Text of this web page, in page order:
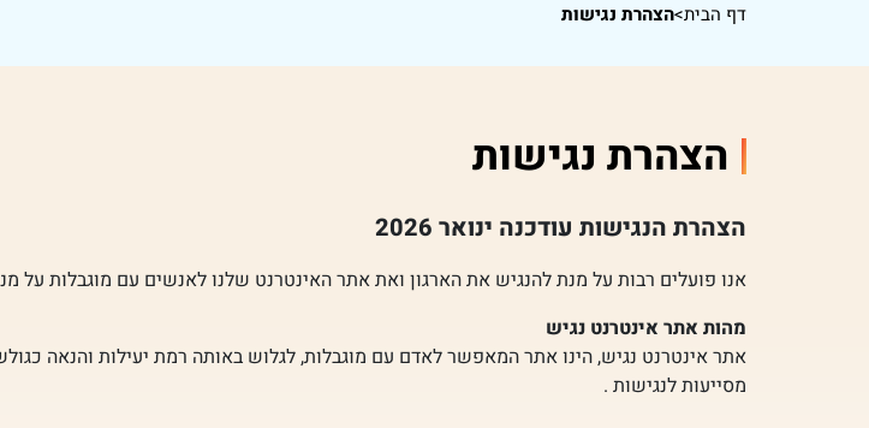
דף הבית>הצהרת נגישות
הצהרת נגישות
הצהרת הנגישות עודכנה ינואר 2026
אנו פועלים רבות על מנת להנגיש את הארגון ואת אתר האינטרנט שלנו לאנשים עם מוגבלות על
מהות אתר אינטרנט נגיש
אתר אינטרנט נגיש, הינו אתר המאפשר לאדם עם מוגבלות, לגלוש באותה רמת יעילות והנאה
מסייעות לנגישות .